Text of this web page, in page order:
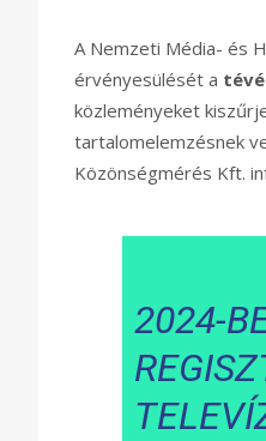
A Nemzeti Média- és
érvényesülését a
közleményeket
tartalomelemzésnek
Közönségmérés Kft.
2024-